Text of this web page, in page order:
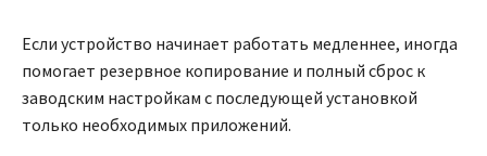
Если устройство начинает работать медленнее, иногда
помогает резервное копирование и полный сброс к
заводским настройкам с последующей установкой
только необходимых приложений.